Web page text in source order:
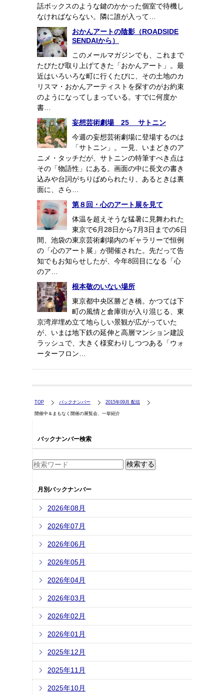
話ボックスのような鍵のかかった個室で待機し
なければならない。隣に誰が入って…
おかんアートの陰影（ROADSIDE
SENDAIから）
このメールマガジンでも、これまで
たびたび取り上げてきた「おかんアート」。最
近はいろいろな町に行くたびに、その土地のカ
リスマ・おかんアーティストを探すのがお約束
のようになってしまっている。すでに何度か
書…
妄想芸術劇場 25 サトニン
今週の妄想芸術劇場に登場するのは
「サトニン」。一見、いまどきのア
ニメ・タッチだが、サトニンの特筆すべき点は
その「物語性」にある。画面の中に長文の書き
込みや台詞がちりばめられたり、あるときは裏
面に、さら…
第８回・心のアート展を見て
体温を超えそうな猛暑に見舞われた
東京で6月28日から7月3日までの6日
間、池袋の東京芸術劇場内のギャラリーで恒例
の「心のアート展」が開催された。先だって告
知でもお知らせしたが、今年8回目になる「心
のア…
根本敬のいない場所
東京都中央区勝どき橋。かつては下
町の風情と倉庫街が入り混じる、東
京湾岸埋め立て地らしい景観が広がっていた
が、いまは地下鉄の延伸と高層マンション建設
ラッシュで、大きく様変わりしつつある「ウォ
ーターフロン…
TOP バックナンバー 2015年09月 配信
開催中＆まもなく開催の展覧会、一挙紹介
バックナンバー検索
月別バックナンバー
2026年08月
2026年07月
2026年06月
2026年05月
2026年04月
2026年03月
2026年02月
2026年01月
2025年12月
2025年11月
2025年10月